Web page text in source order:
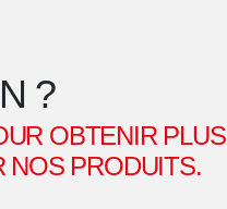
?
OBTENIR PLUS
NOS PRODUITS.